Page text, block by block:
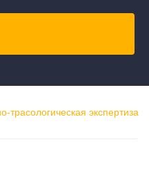
трасологическая экспертиза